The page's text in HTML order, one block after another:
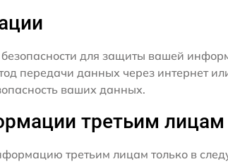
для защиты вашей
передачи данных через интернет
ваших данных.
третьим лицам
третьим лицам только в